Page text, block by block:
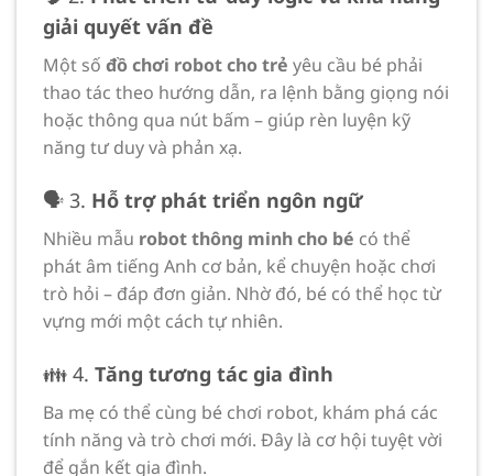
giải quyết vấn đề
Một số đồ chơi robot cho trẻ yêu cầu bé phải
thao tác theo hướng dẫn, ra lệnh bằng giọng nói
hoặc thông qua nút bấm – giúp rèn luyện kỹ
năng tư duy và phản xạ.
🗣️ 3. Hỗ trợ phát triển ngôn ngữ
Nhiều mẫu robot thông minh cho bé có thể
phát âm tiếng Anh cơ bản, kể chuyện hoặc chơi
trò hỏi – đáp đơn giản. Nhờ đó, bé có thể học từ
vựng mới một cách tự nhiên.
👪 4. Tăng tương tác gia đình
Ba mẹ có thể cùng bé chơi robot, khám phá các
tính năng và trò chơi mới. Đây là cơ hội tuyệt vời
để gắn kết gia đình.